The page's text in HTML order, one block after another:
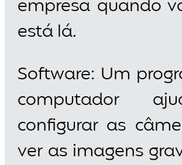
empresa quando
está lá.
Software: Um
computador
configurar as
ver as imagens